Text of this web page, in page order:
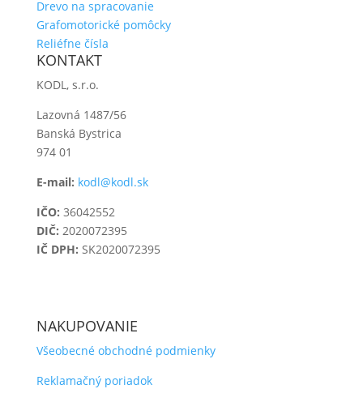
Drevo na spracovanie
Grafomotorické pomôcky
Reliéfne čísla
KONTAKT
KODL, s.r.o.
Lazovná 1487/56
Banská Bystrica
974 01
E-mail: kodl@kodl.sk
IČO: 36042552
DIČ: 2020072395
IČ DPH: SK2020072395
NAKUPOVANIE
Všeobecné obchodné podmienky
Reklamačný poriadok